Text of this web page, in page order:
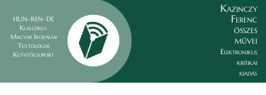
HUN–REN–DE
Klasszikus
Magyar Irodalmi
Textológiai
Kutatócsoport
Kazinczy
Ferenc
összes
művei
Elektronikus
kritikai
kiadás